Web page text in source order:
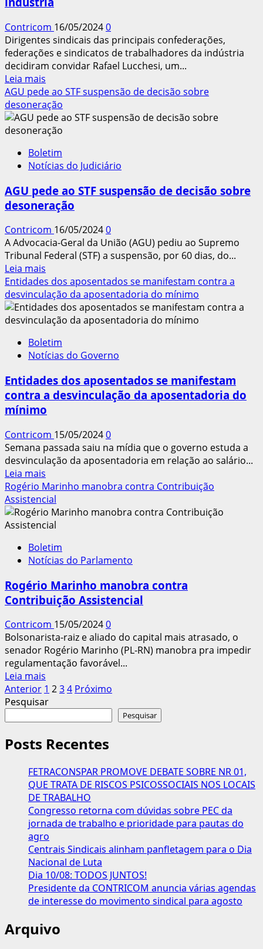
a
da
Classe
Trabalhadora
Contricom 16/05/20240
Dirigentes sindicais das principais confederações,
federações e sindicatos de trabalhadores da indústria
decidiram convidar Rafael Lucchesi, um...
Leia mais
mais
sobre
Entidades
discutem
para
salvar
indústria
AGU pede ao STF suspensão de decisão sobre
desoneração
Boletim
Notícias do Judiciário
AGU pede ao STF suspensão de decisão sobre
desoneração
Contricom 16/05/20240
A Advocacia-Geral da União (AGU) pediu ao Supremo
Tribunal Federal (STF) a suspensão, por 60 dias, do...
Leia mais
mais
sobre
AGU
pede
STF
suspensão
decisão
sobre
desoneração
Entidades dos aposentados se manifestam contra a
desvinculação da aposentadoria do mínimo
Boletim
Notícias do Governo
Entidades dos aposentados se manifestam
contra a desvinculação da aposentadoria do
mínimo
Contricom 15/05/20240
Semana passada saiu na mídia que o governo estuda a
desvinculação da aposentadoria em relação ao salário...
Leia mais
mais
sobre
Entidades
dos
se
manifestam
a
desvinculação
aposentadoria
do
mínimo
Rogério Marinho manobra contra Contribuição
Assistencial
Boletim
Notícias do Parlamento
Rogério Marinho manobra contra
Contribuição Assistencial
Contricom 15/05/20240
Bolsonarista-raiz e aliado do capital mais atrasado, o
senador Rogério Marinho (PL-RN) manobra pra impedir
regulamentação favorável...
Leia mais
mais
sobre
manobra
contra
Contribuição
Assistencial
Paginação
dos
Anterior 1 234 Próximo
Pesquisar
Pesquisar
Posts Recentes
FETRACONSPAR PROMOVE DEBATE SOBRE NR 01,
QUE TRATA DE RISCOS PSICOSSOCIAIS NOS LOCAIS
DE TRABALHO
Congresso retorna com dúvidas sobre PEC da
jornada de trabalho e prioridade para pautas do
agro
Centrais Sindicais alinham panfletagem para o Dia
Nacional de Luta
Dia 10/08: TODOS JUNTOS!
Presidente da CONTRICOM anuncia várias agendas
de interesse do movimento sindical para agosto
Arquivo